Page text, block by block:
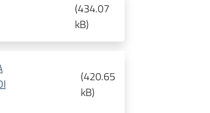
(434.07
kB)
(420.65
kB)